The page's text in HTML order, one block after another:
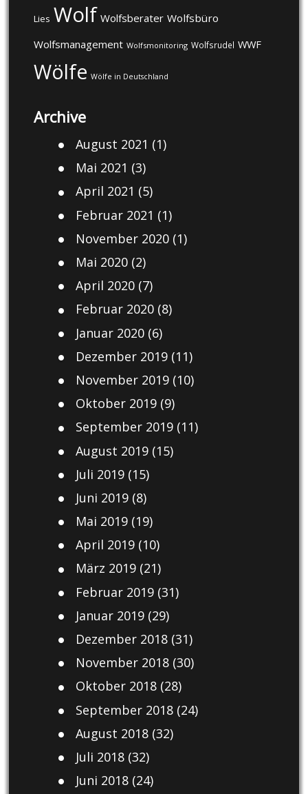
Lies Wolf Wolfsberater Wolfsbüro
Wolfsmanagement Wolfsmonitoring Wolfsrudel WWF
Wölfe Wölfe in Deutschland
Archive
August 2021 (1)
Mai 2021 (3)
April 2021 (5)
Februar 2021 (1)
November 2020(1)
Mai 2020(2)
April 2020(7)
Februar 2020(8)
Januar 2020(6)
Dezember 2019(11)
November 2019(10)
Oktober 2019(9)
September 2019(11)
August 2019(15)
Juli 2019(15)
Juni 2019(8)
Mai 2019(19)
April 2019(10)
März 2019(21)
Februar 2019(31)
Januar 2019(29)
Dezember 2018(31)
November 2018(30)
Oktober 2018(28)
September 2018(24)
August 2018(32)
Juli 2018(32)
Juni 2018(24)